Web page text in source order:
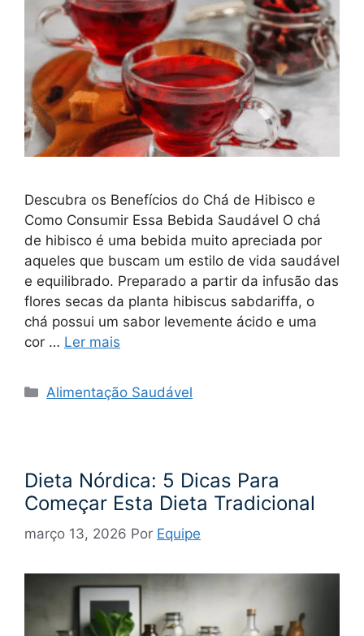
Descubra os Benefícios do Chá de Hibisco e
Como Consumir Essa Bebida Saudável O chá
de hibisco é uma bebida muito apreciada por
aqueles que buscam um estilo de vida saudável
e equilibrado. Preparado a partir da infusão das
flores secas da planta hibiscus sabdariffa, o
chá possui um sabor levemente ácido e uma
cor … Ler mais
Categorias
Alimentação Saudável
Dieta Nórdica: 5 Dicas Para
Começar Esta Dieta Tradicional
março 13, 2026 Por Equipe